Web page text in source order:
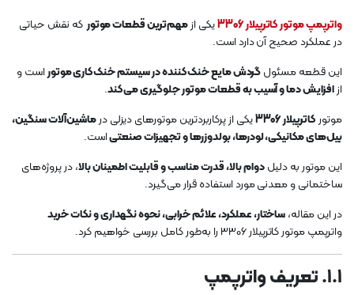
واترپمپ موتور کاترپیلار 3306 یکی ازمهم‌ترین قطعات موتورکه نقش حیاتی
در عملکرد صحیح آن دارد است.
این قطعه مسئولگردش مایع خنک‌کننده در سیستم خنک‌کاری موتوراست و
ازافزایش دما و آسیب به قطعات موتور جلوگیری می‌کند.
موتورکاترپیلار 3306 یکی از پرکاربردترین موتورهای دیزلی درماشین‌آلات سنگین،
بیل‌های مکانیکی، لودرها، بولدوزرها و تجهیزات صنعتیاست.
این موتور به دلیلدوام بالا، قدرت مناسب و قابلیت اطمینان بالا، در پروژه‌های
ساختمانی و معدنی مورد استفاده قرار می‌گیرد.
در این مقاله،ساختار، عملکرد، علائم خرابی، نحوه نگهداری و نکات خرید
واترپمپ موتور کاترپیلار 3306 را به‌طور کامل بررسی خواهیم کرد.
۱.۱. تعریف واترپمپ